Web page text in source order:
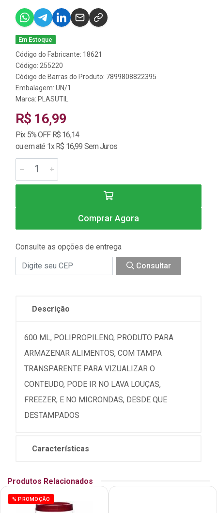
Em Estoque
Código do Fabricante: 18621
Código: 255220
Código de Barras do Produto: 7899808822395
Embalagem: UN/1
Marca: PLASUTIL
R$ 16,99
Pix 5% OFF R$ 16,14
ou em até 1x R$ 16,99 Sem Juros
Comprar Agora
Consulte as opções de entrega
Consultar
Descrição
600 ML, POLIPROPILENO, PRODUTO PARA
ARMAZENAR ALIMENTOS, COM TAMPA
TRANSPARENTE PARA VIZUALIZAR O
CONTEUDO, PODE IR NO LAVA LOUÇAS,
FREEZER, E NO MICRONDAS, DESDE QUE
DESTAMPADOS
Características
Produtos Relacionados
% PROMOÇÃO